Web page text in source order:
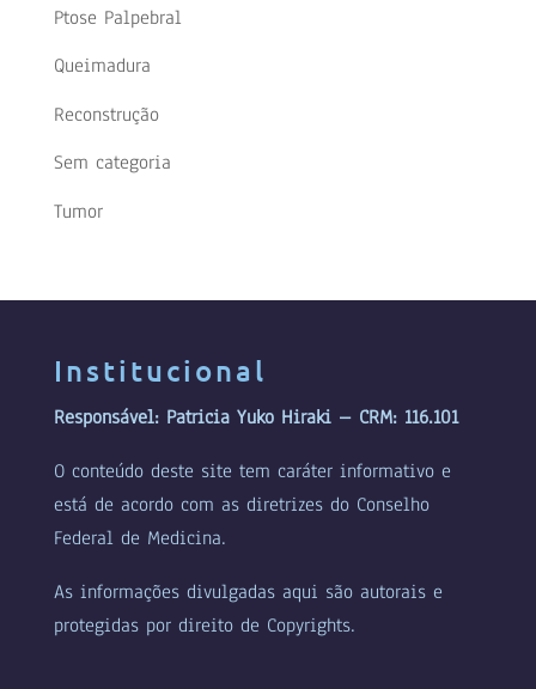
Ptose Palpebral
Queimadura
Reconstrução
Sem categoria
Tumor
Institucional
Responsável: Patricia Yuko Hiraki – CRM: 116.101
O conteúdo deste site tem caráter informativo e
está de acordo com as diretrizes do Conselho
Federal de Medicina.
As informações divulgadas aqui são autorais e
protegidas por direito de Copyrights.